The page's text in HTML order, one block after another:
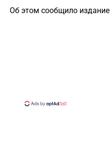
Об этом сообщило издание